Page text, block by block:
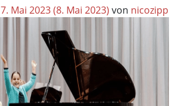
7. Mai 2023(8. Mai 2023) von nicozipp